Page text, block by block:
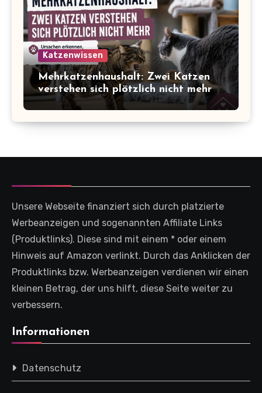
Katzenwissen
Mehrkatzenhaushalt: Zwei Katzen
verstehen sich plötzlich nicht mehr
Unsere Webseite finanziert sich durch platzierte
Werbeanzeigen und sogenannten Affiliate Links
(Produktlinks). Diese sind mit einem * oder einem
Hinweis auf Amazon verlinkt. Durch das Anklicken der
Produktlinks bzw. Werbeanzeigen verdienen wir einen
kleinen Betrag, der uns hilft, diese Seite weiter zu
verbessern.
Informationen
Datenschutz